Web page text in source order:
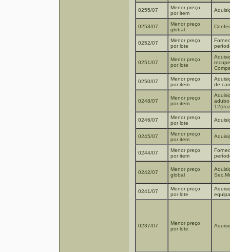
0255/07
Menor preço
por item
0253/07
Menor preço
global
0252/07
Menor preço
por lote
0251/07
Menor preço
por lote
0250/07
Menor preço
por item
de
0248/07
Menor preço
por item
0246/07
Menor preço
por lote
0245/07
Menor preço
por item
0244/07
Menor preço
por item
0242/07
Menor preço
global
0241/07
Menor preço
por lote
0237/07
Menor preço
por lote